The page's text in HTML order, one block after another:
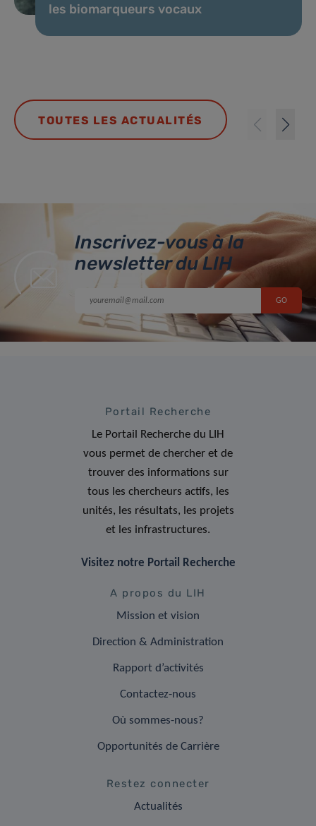
les biomarqueurs vocaux
TOUTES LES ACTUALITÉS
Inscrivez-vous à la
newsletter du LIH
Portail Recherche
Le Portail Recherche du LIH
vous permet de chercher et de
trouver des informations sur
tous les chercheurs actifs, les
unités, les résultats, les projets
et les infrastructures.
Visitez notre Portail Recherche
A propos du LIH
Mission et vision
Direction & Administration
Rapport d’activités
Contactez-nous
Où sommes-nous?
Opportunités de Carrière
Restez connecter
Actualités